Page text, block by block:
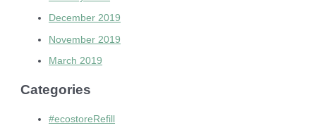
December 2019
November 2019
March 2019
Categories
#ecostoreRefill